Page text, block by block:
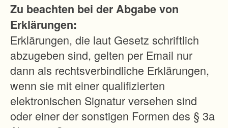
Zu beachten bei der Abgabe von
Erklärungen:
Erklärungen, die laut Gesetz schriftlich
abzugeben sind, gelten per Email nur
dann als rechtsverbindliche Erklärungen,
wenn sie mit einer qualifizierten
elektronischen Signatur versehen sind
oder einer der sonstigen Formen des § 3a